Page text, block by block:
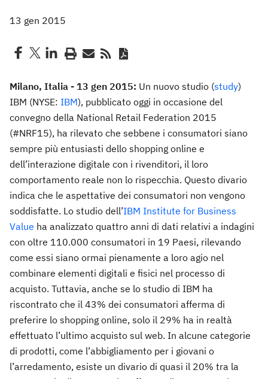
13 gen 2015
Milano, Italia - 13 gen 2015: Un nuovo studio (study)
IBM (NYSE: IBM), pubblicato oggi in occasione del
convegno della National Retail Federation 2015
(#NRF15), ha rilevato che sebbene i consumatori siano
sempre più entusiasti dello shopping online e
dell’interazione digitale con i rivenditori, il loro
comportamento reale non lo rispecchia. Questo divario
indica che le aspettative dei consumatori non vengono
soddisfatte. Lo studio dell’IBM Institute for Business
Value ha analizzato quattro anni di dati relativi a indagini
con oltre 110.000 consumatori in 19 Paesi, rilevando
come essi siano ormai pienamente a loro agio nel
combinare elementi digitali e fisici nel processo di
acquisto. Tuttavia, anche se lo studio di IBM ha
riscontrato che il 43% dei consumatori afferma di
preferire lo shopping online, solo il 29% ha in realtà
effettuato l’ultimo acquisto sul web. In alcune categorie
di prodotti, come l’abbigliamento per i giovani o
l’arredamento, esiste un divario di quasi il 20% tra la